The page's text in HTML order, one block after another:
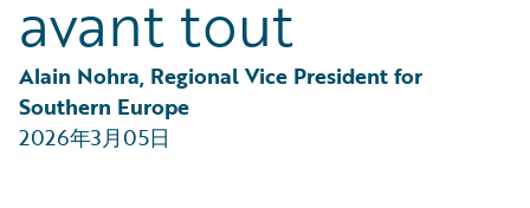
avant tout
Alain Nohra, Regional Vice President for
Southern Europe
2026年3月05日